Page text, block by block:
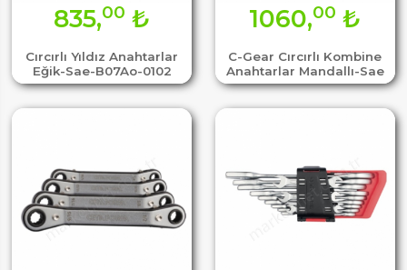
Cırcırlı Yıldız Anahtarlar
Eğik-Sae-B07Ao-0102
835,00 ₺
C-Gear Cırcırlı Kombine
Anahtarlar Mandallı-Sae
1060,00 ₺